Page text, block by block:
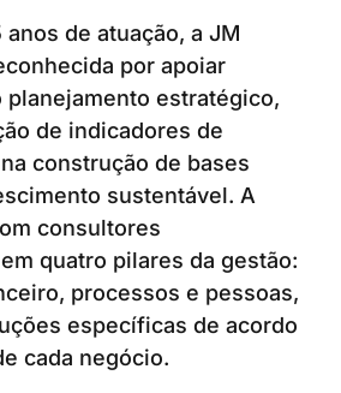
anos de atuação, a JM
por apoiar
planejamento estratégico,
de indicadores de
construção de bases
sustentável. A
consultores
quatro pilares da gestão:
processos e pessoas,
específicas de acordo
cada negócio.